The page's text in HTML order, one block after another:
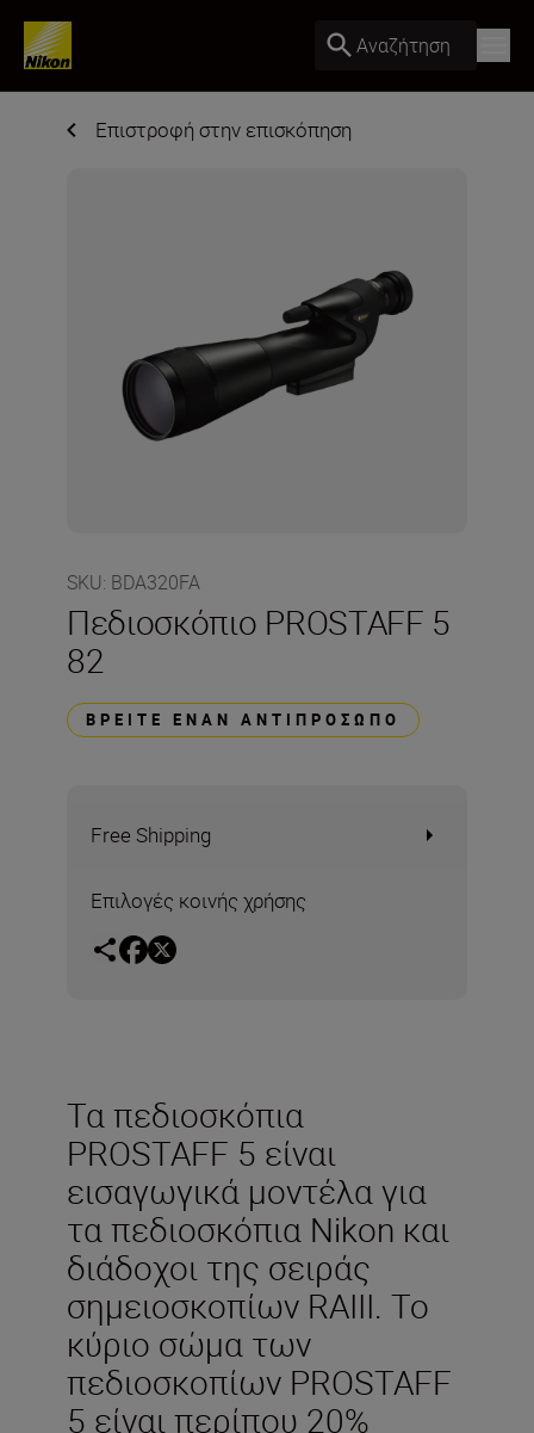
Αναζήτηση
Επιστροφή στην επισκόπηση
SKU: BDA320FA
Πεδιοσκόπιο PROSTAFF 5
82
ΒΡΕΊΤΕ ΈΝΑΝ ΑΝΤΙΠΡΌΣΩΠΟ
Free Shipping
Επιλογές κοινής χρήσης
Τα πεδιοσκόπια
PROSTAFF 5 είναι
εισαγωγικά μοντέλα για
τα πεδιοσκόπια Nikon και
διάδοχοι της σειράς
σημειοσκοπίων RAIII. Το
κύριο σώμα των
πεδιοσκοπίων PROSTAFF
5 είναι περίπου 20%